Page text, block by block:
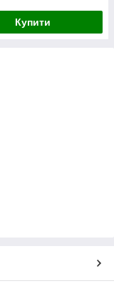
Купити